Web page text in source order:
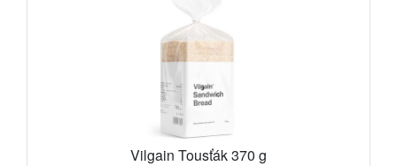
Vilgain Tousťák 370 g